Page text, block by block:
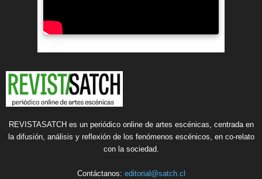
REVISTASATCH es un periódico online de artes escénicas, centrada en
la difusión, análisis y reflexión de los fenómenos escénicos, en co-relato
con la sociedad.
Contáctanos: editorial@satch.cl